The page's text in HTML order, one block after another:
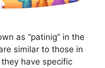
as “patinig” in the
similar to those in
have specific